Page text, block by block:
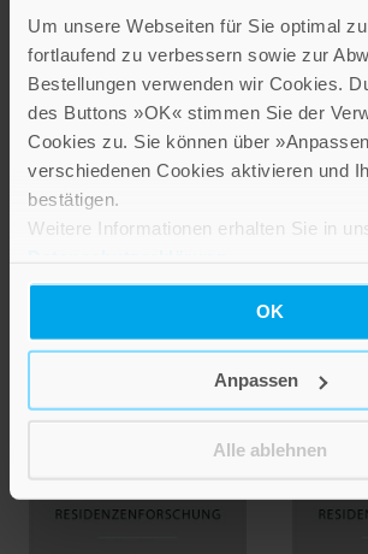
Um unsere Webseiten für Sie optimal
fortlaufend zu verbessern sowie zur
Bestellungen verwenden wir Cookies.
des Buttons »OK« stimmen Sie der
Cookies zu. Sie können über
verschiedenen Cookies aktivieren und
bestätigen.
Weitere Informationen erhalten Sie in
OK
Anpassen
Alle ablehnen
NEUERSCHEINUNG
Frank Brunecker
Michael Wettengel
Gudrun Litz
Ulm und
29,80 €
IN DEN WARENKORB